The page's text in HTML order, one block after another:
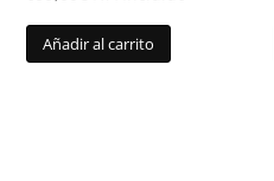
Añadir al carrito